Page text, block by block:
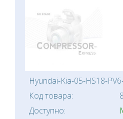
Hyundai-Kia-05-HS18-
Код товара:
Доступно: